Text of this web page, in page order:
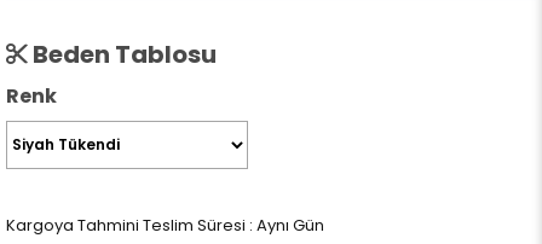
Beden Tablosu
Renk
Kargoya Tahmini Teslim Süresi : Aynı Gün